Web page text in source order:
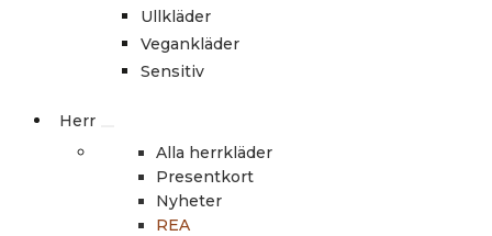
Ullkläder
Vegankläder
Sensitiv
Herr
Alla herrkläder
Presentkort
Nyheter
REA